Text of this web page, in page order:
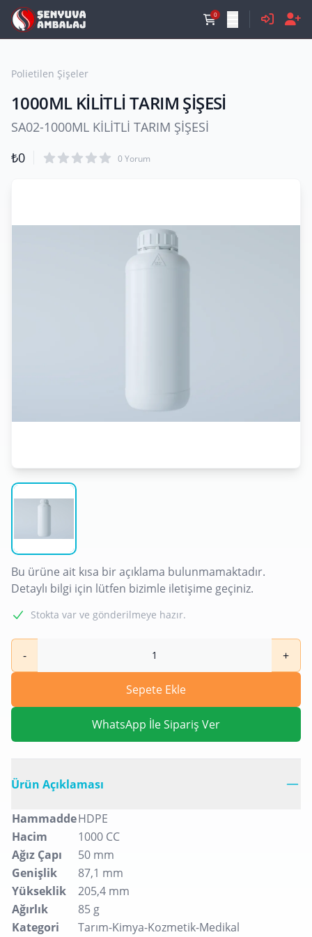
0
Polietilen Şişeler
1000ML KİLİTLİ TARIM ŞİŞESİ
SA02-1000ML KİLİTLİ TARIM ŞİŞESİ
Ürün Bilgileri
₺0
Ürün Yorumları0 Yorum
Bu ürüne ait kısa bir açıklama bulunmamaktadır.
Detaylı bilgi için lütfen bizimle iletişime geçiniz.
Stokta var ve gönderilmeye hazır.
- +
Sepete Ekle
WhatsApp İle Sipariş Ver
Ürün Açıklaması
HammaddeHDPE
Hacim
1000 CC
Ağız Çapı
50 mm
Genişlik
87,1 mm
Yükseklik
205,4 mm
Ağırlık
85 g
Kategori
Tarım-Kimya-Kozmetik-Medikal